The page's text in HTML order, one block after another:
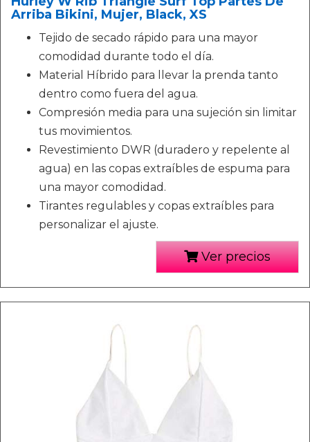
Arriba Bikini, Mujer, Black, XS
Tejido de secado rápido para una mayor
comodidad durante todo el día.
Material Híbrido para llevar la prenda tanto
dentro como fuera del agua.
Compresión media para una sujeción sin limitar
tus movimientos.
Revestimiento DWR (duradero y repelente al
agua) en las copas extraíbles de espuma para
una mayor comodidad.
Tirantes regulables y copas extraíbles para
personalizar el ajuste.
Ver precios